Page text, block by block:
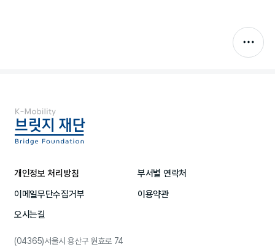
개인정보 처리방침
이용약관
이메일무단수집거부
오시는길
부서별 연락처
(04365)서울시 용산구 원효로 74